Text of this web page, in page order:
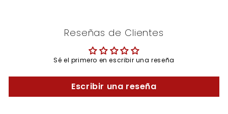
Reseñas de Clientes
Sé el primero en escribir una reseña
Escribir una reseña